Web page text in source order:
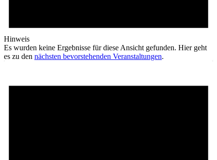
Hinweis
Es wurden keine Ergebnisse für diese Ansicht gefunden. Hier geht
es zu den nächsten bevorstehenden Veranstaltungen.